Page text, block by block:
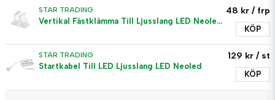
STAR TRADING
Vertikal Fästklämma Till Ljusslang LED Neoled 10-Pack
48 kr / frp
KÖP
STAR TRADING
Startkabel Till LED Ljusslang LED Neoled
129 kr / st
KÖP